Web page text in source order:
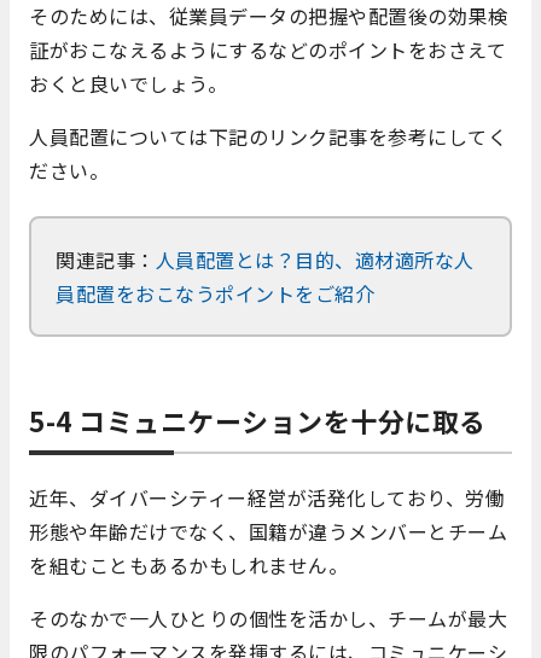
そのためには、従業員データの把握や配置後の効果検
証がおこなえるようにするなどのポイントをおさえて
おくと良いでしょう。
人員配置については下記のリンク記事を参考にしてく
ださい。
関連記事： 人員配置とは？目的、適材適所な人
員配置をおこなうポイントをご紹介
5-4 コミュニケーションを十分に取る
近年、ダイバーシティー経営が活発化しており、労働
形態や年齢だけでなく、国籍が違うメンバーとチーム
を組むこともあるかもしれません。
そのなかで一人ひとりの個性を活かし、チームが最大